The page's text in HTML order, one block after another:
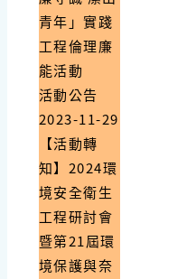
青年」實踐
工程倫理廉
能活動
活動公告
2023-11-29
【活動轉
知】2024環
境安全衛生
工程研討會
暨第21屆環
境保護與奈